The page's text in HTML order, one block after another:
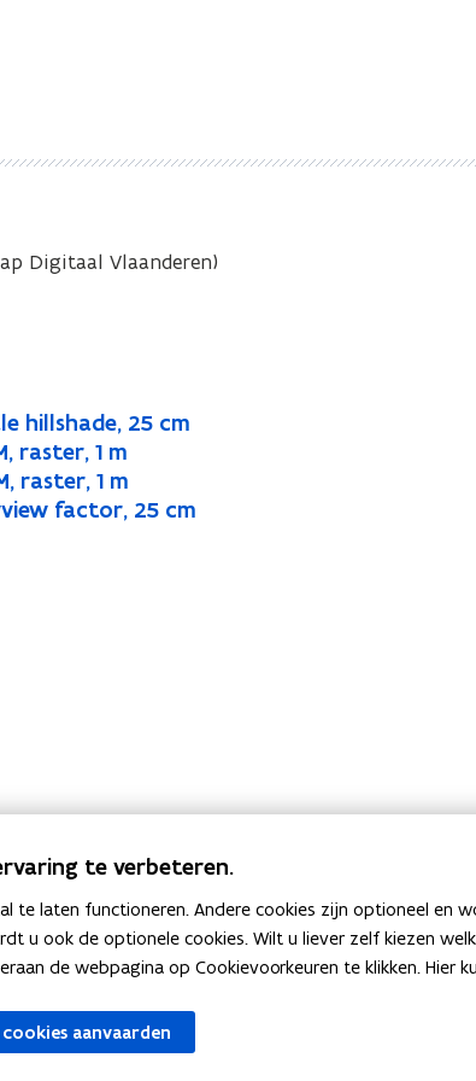
Digitaal Vlaanderen)
hillshade, 25 cm
raster, 1 m
raster, 1 m
factor, 25 cm
Website
o
p
e
E-mail
te verbeteren.
te laten functioneren. Andere cookies zijn optioneel en
u ook de optionele cookies. Wilt u liever zelf kiezen
de webpagina op Cookievoorkeuren te klikken. Hier
aanvaarden